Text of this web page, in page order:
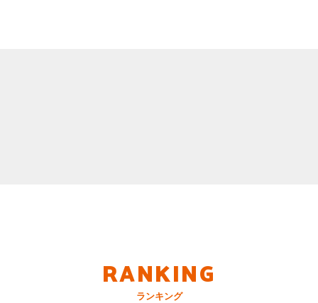
RANKING
ランキング